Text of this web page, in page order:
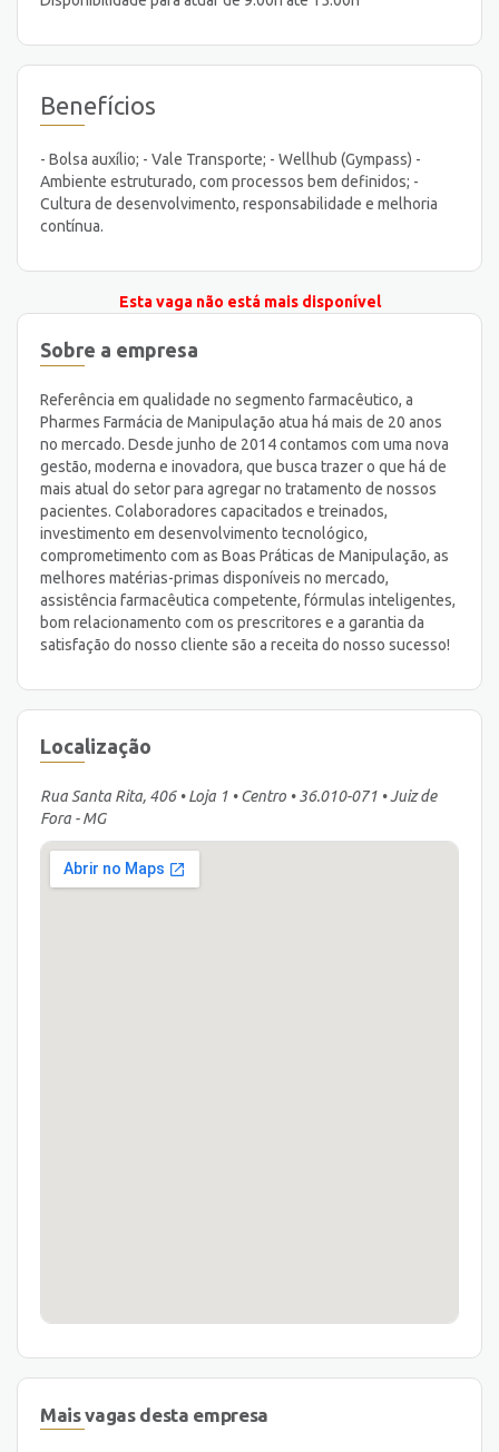
Benefícios
- Bolsa auxílio; - Vale Transporte; - Wellhub (Gympass) -
Ambiente estruturado, com processos bem definidos; -
Cultura de desenvolvimento, responsabilidade e melhoria
contínua.
Esta vaga não está mais disponível
Sobre a empresa
Referência em qualidade no segmento farmacêutico, a
Pharmes Farmácia de Manipulação atua há mais de 20 anos
no mercado. Desde junho de 2014 contamos com uma nova
gestão, moderna e inovadora, que busca trazer o que há de
mais atual do setor para agregar no tratamento de nossos
pacientes. Colaboradores capacitados e treinados,
investimento em desenvolvimento tecnológico,
comprometimento com as Boas Práticas de Manipulação, as
melhores matérias-primas disponíveis no mercado,
assistência farmacêutica competente, fórmulas inteligentes,
bom relacionamento com os prescritores e a garantia da
satisfação do nosso cliente são a receita do nosso sucesso!
Localização
Rua Santa Rita, 406 • Loja 1 • Centro • 36.010-071 • Juiz de
Fora - MG
Mais vagas desta empresa